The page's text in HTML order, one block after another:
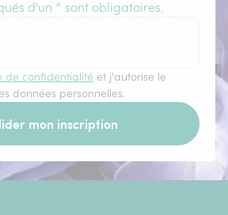
d'un * sont obligatoires.
de confidentialité et j'autorise le
données personnelles.
mon inscription